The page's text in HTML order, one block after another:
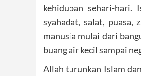
kehidupan sehari-hari.
syahadat, salat, puasa,
manusia mulai dari
buang air kecil sampai
Allah turunkan Islam